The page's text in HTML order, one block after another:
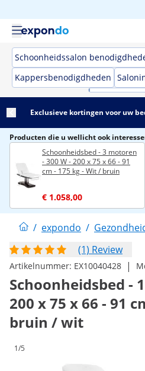
Schoonheidssalon
Kappersbenodigdheden
Exclusieve kortingen voor uw
Producten die u wellicht ook
Schoonheidsbed - 3 motoren
- 300 W - 200 x 75 x 66 - 91
cm - 175 kg - Wit / bruin
€ 1.058,00
/ expondo /
(1) Review
Artikelnummer: EX10040428 |
Schoonheidsbed -
200 x 75 x 66 - 91
bruin / wit
1/5